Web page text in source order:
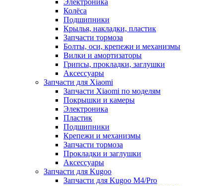
Электроника
Колёса
Подшипники
Крылья, накладки, пластик
Запчасти тормоза
Болты, оси, крепежи и механизмы
Вилки и амортизаторы
Грипсы, прокладки, заглушки
Аксессуары
Запчасти для Xiaomi
Запчасти Xiaomi по моделям
Покрышки и камеры
Электроника
Пластик
Подшипники
Крепежи и механизмы
Запчасти тормоза
Прокладки и заглушки
Аксессуары
Запчасти для Kugoo
Запчасти для Kugoo M4/Pro